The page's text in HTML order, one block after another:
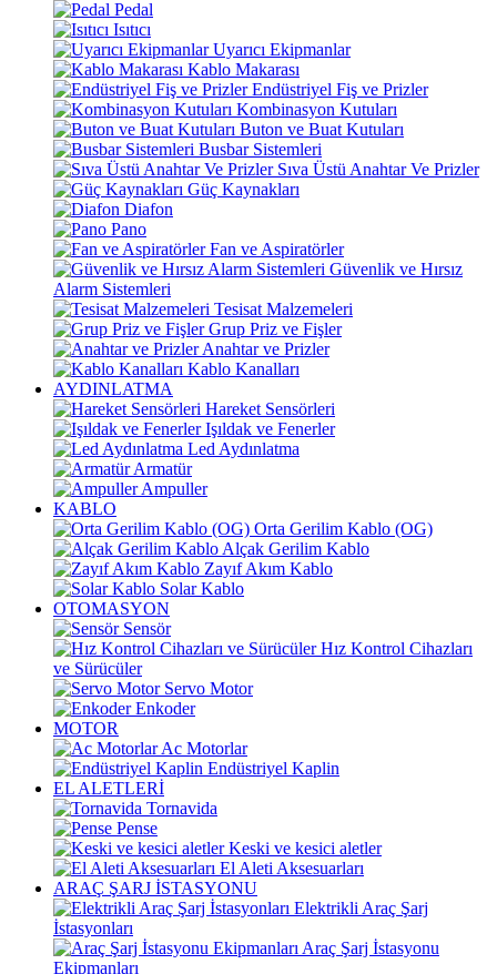
Pedal
Isıtıcı
Uyarıcı Ekipmanlar
Kablo Makarası
Endüstriyel Fiş ve Prizler
Kombinasyon Kutuları
Buton ve Buat Kutuları
Busbar Sistemleri
Sıva Üstü Anahtar Ve Prizler
Güç Kaynakları
Diafon
Pano
Fan ve Aspiratörler
Güvenlik ve Hırsız
Alarm Sistemleri
Tesisat Malzemeleri
Grup Priz ve Fişler
Anahtar ve Prizler
Kablo Kanalları
AYDINLATMA
Hareket Sensörleri
Işıldak ve Fenerler
Led Aydınlatma
Armatür
Ampuller
KABLO
Orta Gerilim Kablo (OG)
Alçak Gerilim Kablo
Zayıf Akım Kablo
Solar Kablo
OTOMASYON
Sensör
Hız Kontrol Cihazları
ve Sürücüler
Servo Motor
Enkoder
MOTOR
Ac Motorlar
Endüstriyel Kaplin
EL ALETLERİ
Tornavida
Pense
Keski ve kesici aletler
El Aleti Aksesuarları
ARAÇ ŞARJ İSTASYONU
Elektrikli Araç Şarj
İstasyonları
Araç Şarj İstasyonu
Ekipmanları